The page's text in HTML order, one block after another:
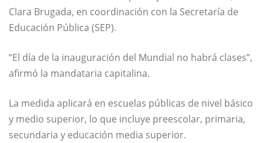
Clara Brugada, en coordinación con la Secretaría de
Educación Pública (SEP).
“El día de la inauguración del Mundial no habrá clases”,
afirmó la mandataria capitalina.
La medida aplicará en escuelas públicas de nivel básico
y medio superior, lo que incluye preescolar, primaria,
secundaria y educación media superior.